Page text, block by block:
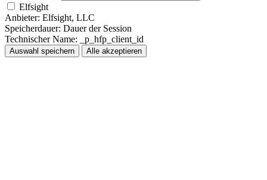
Elfsight
Anbieter: Elfsight, LLC
Speicherdauer: Dauer der Session
Technischer Name: _p_hfp_client_id
Auswahl speichern Alle akzeptieren